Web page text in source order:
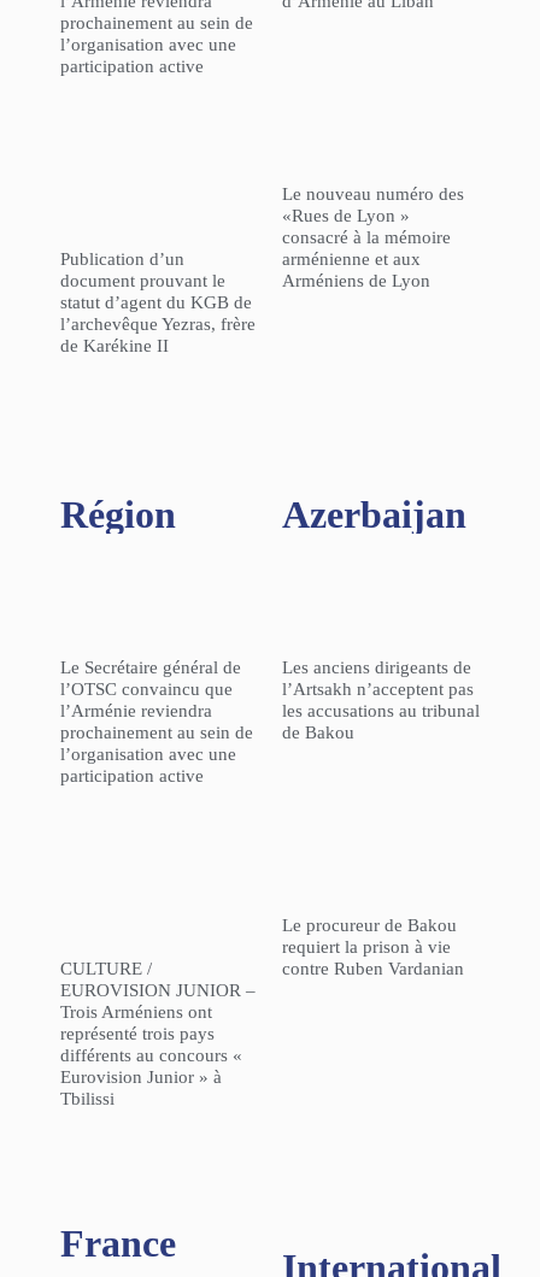
prochainement au sein de
l’organisation avec une
participation active
Publication d’un
document prouvant le
statut d’agent du KGB de
l’archevêque Yezras, frère
de Karékine II
Le nouveau numéro des
«Rues de Lyon »
consacré à la mémoire
arménienne et aux
Arméniens de Lyon
Région​
Le Secrétaire général de
l’OTSC convaincu que
l’Arménie reviendra
prochainement au sein de
l’organisation avec une
participation active
CULTURE /
EUROVISION JUNIOR –
Trois Arméniens ont
représenté trois pays
différents au concours «
Eurovision Junior » à
Tbilissi
Azerbaijan
Les anciens dirigeants de
l’Artsakh n’acceptent pas
les accusations au tribunal
de Bakou
Le procureur de Bakou
requiert la prison à vie
contre Ruben Vardanian
France
International